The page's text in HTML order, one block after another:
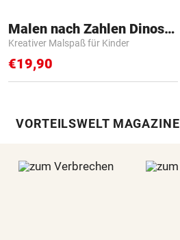
Malen nach Zahlen Dinosaurier
Kreativer Malspaß für Kinder
€19,90
VORTEILSWELT MAGAZINE